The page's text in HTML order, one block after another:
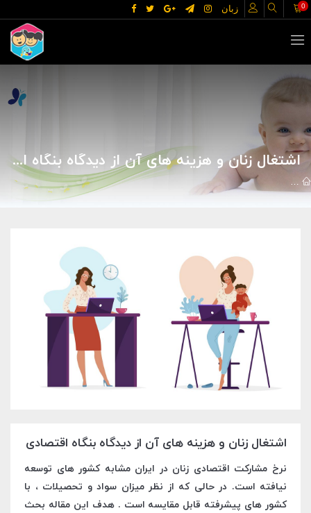
زبان 0
اشتغال زنان و هزینه های آن از دیدگاه بنگاه اقتصادی
خانه و خانواده اشتغال زنان و هزینه های آن از دیدگاه
اشتغال زنان و هزینه های آن از دیدگاه بنگاه اقتصادی
نرخ مشارکت اقتصادی زنان در ایران مشابه کشور های توسعه
نیافته است. در حالی که از نظر میزان سواد و تحصیلات ، با
کشور های پیشرفته قابل مقایسه است . هدف این مقاله بحث